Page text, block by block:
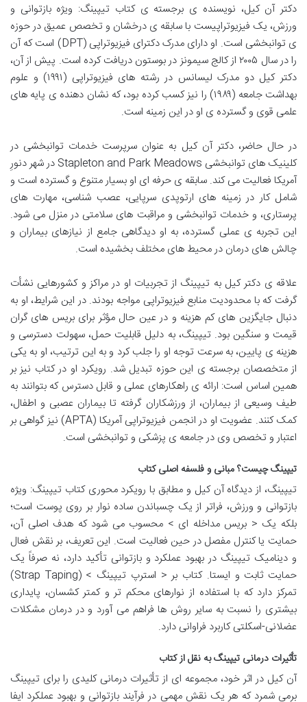
دکتر آن کیل، نویسنده ی برجسته ی کتاب تیپینگ: ویژه بازتوانی و
ورزش، یک فیزیوتراپیست با سابقه ی درخشان و تخصص عمیق در حوزه
ی توانبخشی است. او دارای مدرک دکترای فیزیوتراپی (DPT) است که آن
را در سال ۲۰۰۵ از کالج سیمونز در بوستون دریافت کرده است. پیش از آن،
دکتر کیل دو مدرک لیسانس در رشته های فیزیوتراپی (۱۹۹۱) و علوم
بهداشت جامعه (۱۹۸۹) را نیز کسب کرده بود، که نشان دهنده ی پایه های
علمی قوی و گسترده ی او در این زمینه است.
در حال حاضر، دکتر آن کیل به عنوان سرپرست خدمات توانبخشی در
کلینیک های توانبخشی Stapleton and Park Meadows در شهر دنورِ
آمریکا فعالیت می کند. سابقه ی حرفه ای او بسیار متنوع و گسترده است و
شامل کار در زمینه های ارتوپدی سرپایی، عصب شناسی، مهارت های
پرستاری، و خدمات توانبخشی و مراقبت های سلامتی در منزل می شود.
این تجربه ی عملی گسترده، به او دیدگاهی جامع از نیازهای بیماران و
چالش های درمان در محیط های مختلف بخشیده است.
علاقه ی دکتر کیل به تیپینگ از تجربیات او در مراکز و کشورهایی نشأت
گرفت که با محدودیت منابع فیزیوتراپی مواجه بودند. در این شرایط، او به
دنبال جایگزین های کم هزینه و در عین حال مؤثر برای بریس های گران
قیمت و سنگین بود. تیپینگ، به دلیل قابلیت حمل، سهولت دسترسی و
هزینه ی پایین، به سرعت توجه او را جلب کرد و به این ترتیب، او به یکی
از متخصصان برجسته ی این حوزه تبدیل شد. رویکرد او در کتاب نیز بر
همین اساس است: ارائه ی راهکارهای عملی و قابل دسترس که بتوانند به
طیف وسیعی از بیماران، از ورزشکاران گرفته تا بیماران عصبی و اطفال،
کمک کنند. عضویت او در انجمن فیزیوتراپی آمریکا (APTA) نیز گواهی بر
اعتبار و تخصص وی در جامعه ی پزشکی و توانبخشی است.
تیپینگ چیست؟ مبانی و فلسفه اصلی کتاب
تیپینگ، از دیدگاه آن کیل و مطابق با رویکرد محوری کتاب تیپینگ: ویژه
بازتوانی و ورزش، فراتر از یک چسباندن ساده نوار بر روی پوست است؛
بلکه یک < بریس مداخله ای > محسوب می شود که هدف اصلی آن،
حمایت یا کنترل مفصل در حین فعالیت است. این تعریف، بر نقش فعال
و دینامیک تیپینگ در بهبود عملکرد و بازتوانی تأکید دارد، نه صرفاً یک
حمایت ثابت و ایستا. کتاب بر < استرپ تیپینگ > (Strap Taping)
تمرکز دارد که با استفاده از نوارهای محکم تر و کمتر کشسان، پایداری
بیشتری را نسبت به سایر روش ها فراهم می آورد و در درمان مشکلات
عضلانی-اسکلتی کاربرد فراوانی دارد.
تأثیرات درمانی تیپینگ به نقل از کتاب
آن کیل در اثر خود، مجموعه ای از تأثیرات درمانی کلیدی را برای تیپینگ
برمی شمرد که هر یک نقش مهمی در فرآیند بازتوانی و بهبود عملکرد ایفا